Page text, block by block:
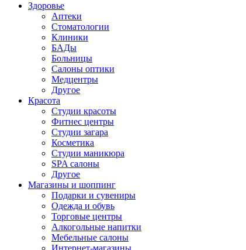
Здоровье
Аптеки
Стоматологии
Клиники
БАДы
Больницы
Салоны оптики
Медцентры
Другое
Красота
Студии красоты
Фитнес центры
Студии загара
Косметика
Студии маникюра
SPA салоны
Другое
Магазины и шоппинг
Подарки и сувениры
Одежда и обувь
Торговые центры
Алкогольные напитки
Мебельные салоны
Интернет-магазины